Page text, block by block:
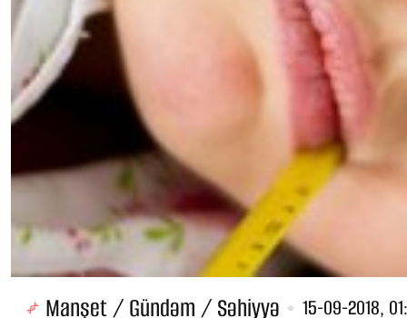
Manşet / Gündəm / Səhiyyə 15-09-2018,